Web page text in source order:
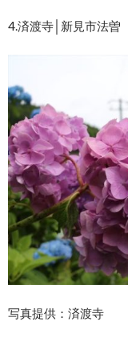
4.済渡寺│新見市法曽
写真提供：済渡寺